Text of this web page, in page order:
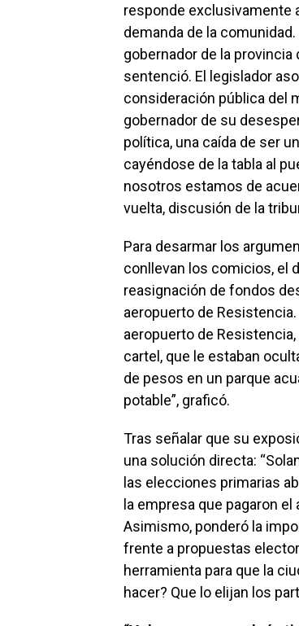
responde exclusivamente
demanda de la
gobernador de la provincia
sentenció. El legislador
consideración pública del
gobernador de su
política, una caída de ser
cayéndose de la tabla al
nosotros estamos de
vuelta, discusión de la
Para desarmar los
conllevan los comicios, el
reasignación de fondos
aeropuerto de
aeropuerto de
cartel, que le estaban
de pesos en un parque
potable”, graficó.
Tras señalar que su
una solución directa:
las elecciones primarias
la empresa que pagaron
Asimismo, ponderó la
frente a propuestas
herramienta para que la
hacer? Que lo elijan los